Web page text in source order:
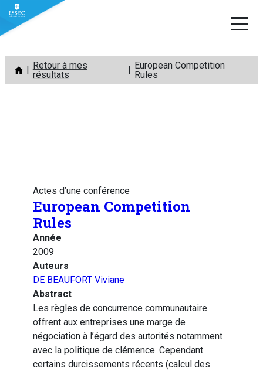
Aller
contenu
Retour à mes
résultats
European Competition
Rules
Actes d’une conférence
European Competition
Rules
Année
2009
Auteurs
DE BEAUFORT Viviane
Abstract
Les règles de concurrence communautaire
offrent aux entreprises une marge de
négociation à l’égard des autorités notamment
avec la politique de clémence. Cependant
certains durcissements récents (calcul des